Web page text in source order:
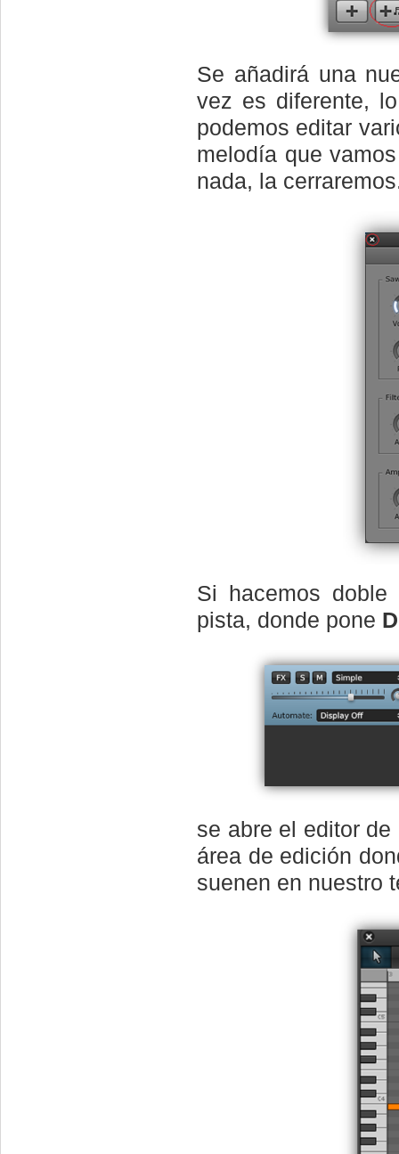
Se añadirá una
vez es diferente,
podemos editar
melodía que
nada, la
Si hacemos
pista, donde pone
se abre el editor
área de edición
suenen en nuestro